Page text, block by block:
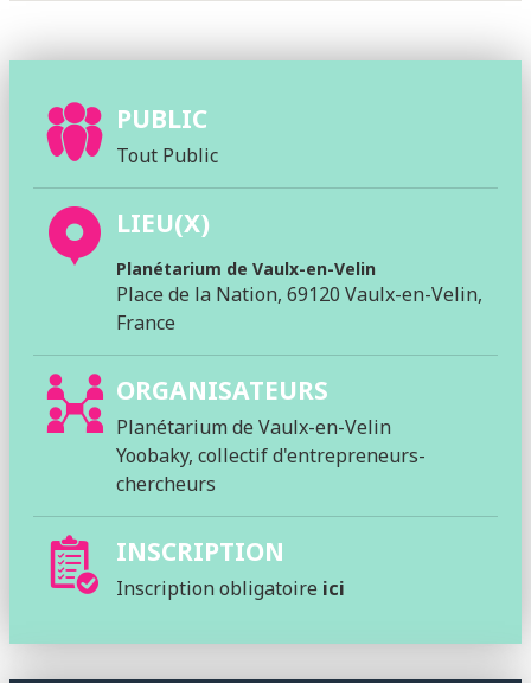
PUBLIC
Tout Public
LIEU(X)
Planétarium de Vaulx-en-Velin
Place de la Nation, 69120 Vaulx-en-Velin,
France
ORGANISATEURS
Planétarium de Vaulx-en-Velin
Yoobaky, collectif d'entrepreneurs-
chercheurs
INSCRIPTION
Inscription obligatoire ici